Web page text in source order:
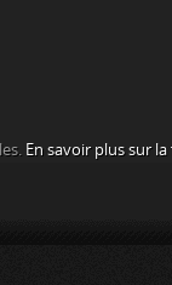
En savoir plus sur